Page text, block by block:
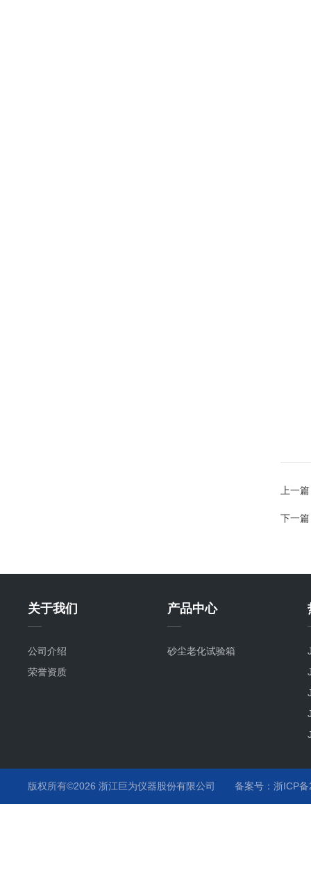
上一
下一
关于我们
公司介绍
荣誉资质
产品中心
砂尘老化试验箱
版权所有©2026 浙江巨为仪器股份有限公司 备案号：浙ICP